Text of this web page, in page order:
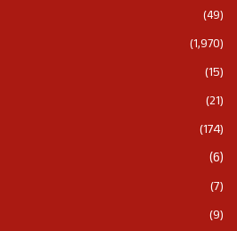
(49)
(1,970)
(15)
(21)
(174)
(6)
(7)
(9)